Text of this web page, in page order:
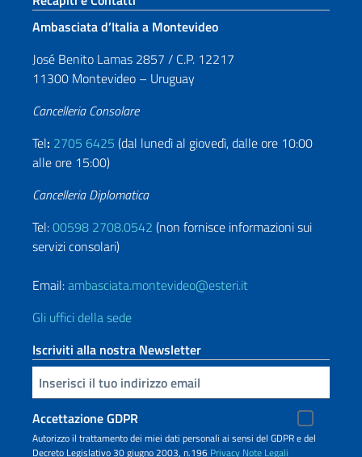
Ambasciata d’Italia a Montevideo
José Benito Lamas 2857 / C.P. 12217
11300 Montevideo – Uruguay
Cancelleria Consolare
Tel: 2705 6425 (dal lunedì al giovedì, dalle ore 10:00
alle ore 15:00)
Cancelleria Diplomatica
Tel:00598 2708.0542 (non fornisce informazioni sui
servizi consolari)
Email:ambasciata.montevideo@esteri.it
Gli uffici della sede
Iscriviti alla nostra Newsletter
Inserisci la tua email
Accettazione GDPR
Autorizzo il trattamento dei miei dati personali ai sensi del GDPR e del
Decreto Legislativo 30 giugno 2003, n.196 Privacy Note Legali